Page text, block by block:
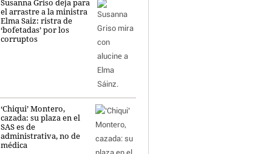
el arrastre a la ministra
Elma Saiz: ristra de
‘bofetadas’ por los
corruptos
‘Chiqui’ Montero,
cazada: su plaza en el
SAS es de
administrativa, no de
médica